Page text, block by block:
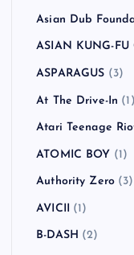
Asian Dub
ASIAN KUNG-FU
ASPARAGUS (3)
At The Drive-In (1)
Atari Teenage
ATOMIC BOY (1)
Authority Zero (3)
AVICII (1)
B-DASH (2)